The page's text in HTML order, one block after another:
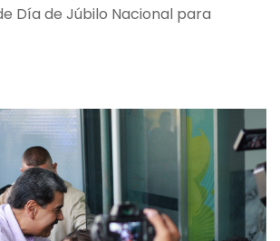
Día de Júbilo Nacional para